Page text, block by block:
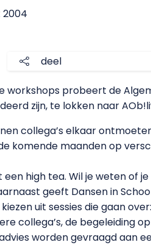
2004
deel
workshops probeert de
zijn, te lokken naar
collega’s elkaar
komende maanden op
een high tea. Wil je weten of
geeft Dansen in
uit sessies die gaan
collega’s, de begeleiding
worden gevraagd aan